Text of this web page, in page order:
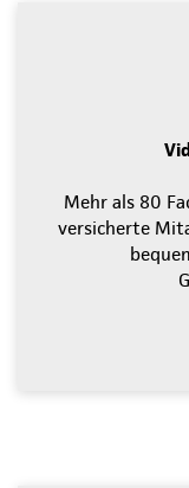
Mehr als 80
versicherte